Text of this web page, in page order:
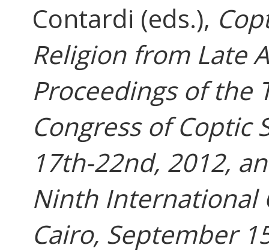
Contardi (eds.),
Religion from Late
Proceedings of the
Congress of Coptic
17th-22nd, 2012,
Ninth International
Cairo, September